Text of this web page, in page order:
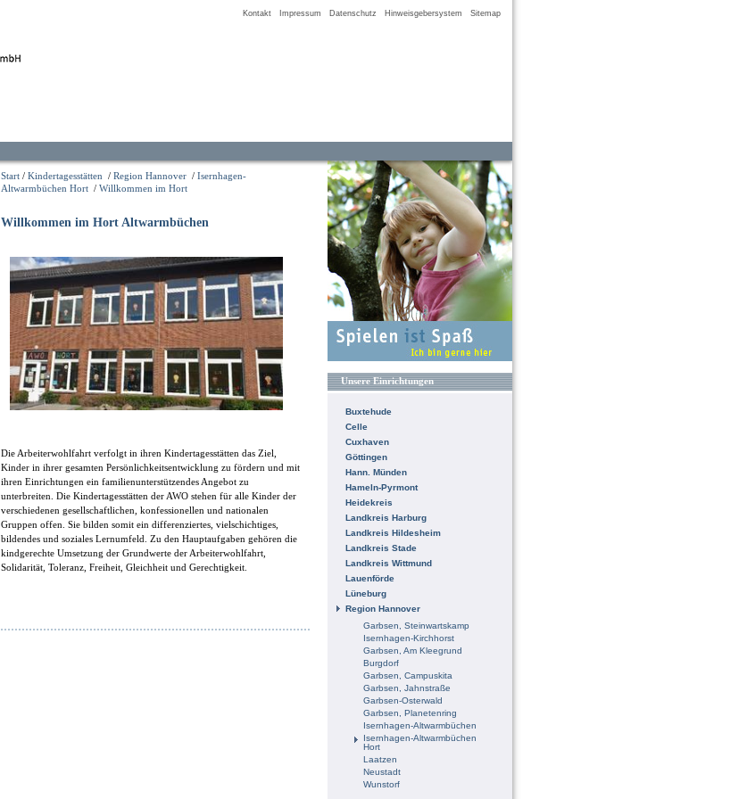
Kontakt Impressum Datenschutz Hinweisgebersystem Sitemap
Start / Kindertagesstätten / Region Hannover / Isernhagen-
Altwarmbüchen Hort / Willkommen im Hort
Willkommen im Hort Altwarmbüchen
Die Arbeiterwohlfahrt verfolgt in ihren Kindertagesstätten das Ziel,
Kinder in ihrer gesamten Persönlichkeitsentwicklung zu fördern und mit
ihren Einrichtungen ein familienunterstützendes Angebot zu
unterbreiten. Die Kindertagesstätten der AWO stehen für alle Kinder der
verschiedenen gesellschaftlichen, konfessionellen und nationalen
Gruppen offen. Sie bilden somit ein differenziertes, vielschichtiges,
bildendes und soziales Lernumfeld. Zu den Hauptaufgaben gehören die
kindgerechte Umsetzung der Grundwerte der Arbeiterwohlfahrt,
Solidarität, Toleranz, Freiheit, Gleichheit und Gerechtigkeit.
Unsere Einrichtungen
Buxtehude
Celle
Cuxhaven
Göttingen
Hann. Münden
Hameln-Pyrmont
Heidekreis
Landkreis Harburg
Landkreis Hildesheim
Landkreis Stade
Landkreis Wittmund
Lauenförde
Lüneburg
Region Hannover
Garbsen, Steinwartskamp
Isernhagen-Kirchhorst
Garbsen, Am Kleegrund
Burgdorf
Garbsen, Campuskita
Garbsen, Jahnstraße
Garbsen-Osterwald
Garbsen, Planetenring
Isernhagen-Altwarmbüchen
Isernhagen-Altwarmbüchen
Hort
Laatzen
Neustadt
Wunstorf